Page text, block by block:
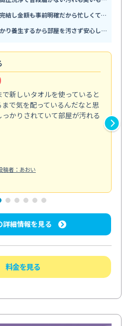
スマホで予約完結し金額も事前明確だから忙しくても頼みやすい
作業中はしっかり養生するから部屋を汚さず安心して任せられる
新しいタオルを使っていると
で気を配っているんだなと思
かりされていて部屋が汚れる
稿者：あおい
詳細情報を見る
料金を見る